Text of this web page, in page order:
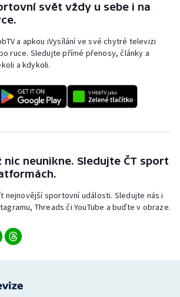
svět vždy u sebe i na
a apkou iVysílání ve své chytré televizi
ruce. Sledujte přímé přenosy, články a
a kdykoli.
neunikne. Sledujte ČT sport
nejnovější sportovní události. Sledujte nás i
Threads či YouTube a buďte v obraze.